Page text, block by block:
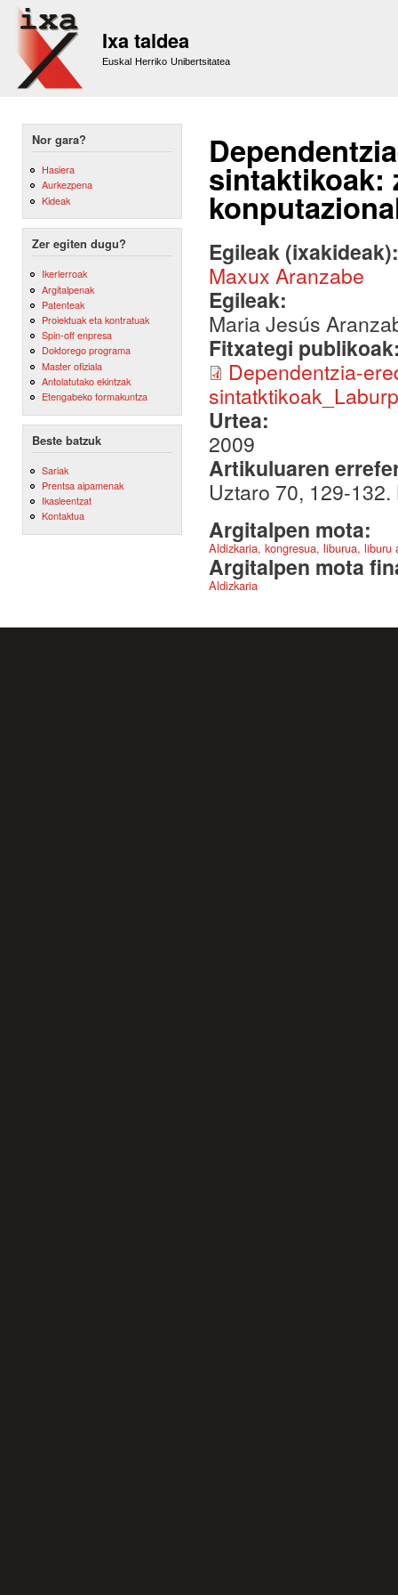
Ixa taldea
Euskal Herriko Unibertsitatea
Nor gara?
Hasiera
Aurkezpena
Kideak
Zer egiten dugu?
Ikerlerroak
Argitalpenak
Patenteak
Proiektuak eta kontratuak
Spin-off enpresa
Doktorego programa
Master ofiziala
Antolatutako ekintzak
Etengabeko formakuntza
Beste batzuk
Sariak
Prentsa aipamenak
Ikasleentzat
Kontaktua
sintaktikoak:
Egileak
Maxux Aranzabe
Egileak:
Maria Jesús
Fitxategi
Dependentzia-
Urtea:
2009
Artikuluaren
Uztaro 70, 129-
Argitalpen mota:
Aldizkaria, kongresua, liburua,
Argitalpen mota
Aldizkaria